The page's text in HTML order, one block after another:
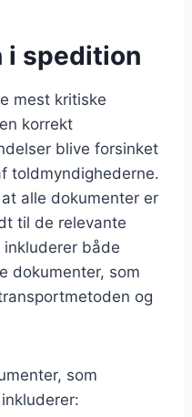
i spedition
mest kritiske
korrekt
blive forsinket
toldmyndighederne.
alle dokumenter er
til de relevante
både
dokumenter, som
og
som